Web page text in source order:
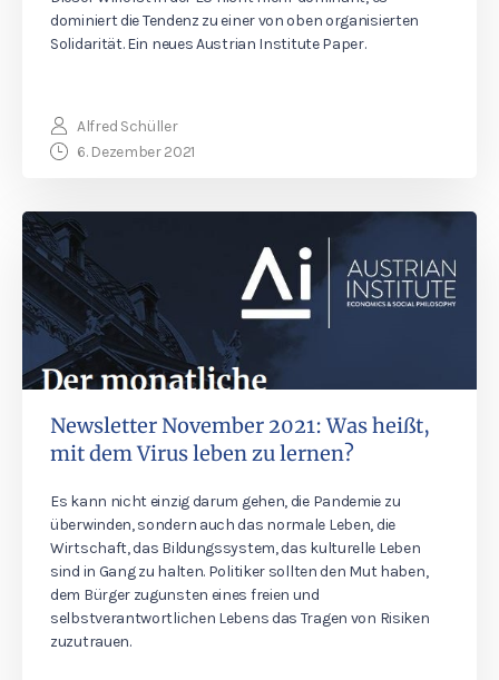
dominiert die Tendenz zu einer von oben organisierten
Solidarität. Ein neues Austrian Institute Paper.
Alfred Schüller
6. Dezember 2021
Newsletter November 2021: Was heißt,
mit dem Virus leben zu lernen?
Es kann nicht einzig darum gehen, die Pandemie zu
überwinden, sondern auch das normale Leben, die
Wirtschaft, das Bildungssystem, das kulturelle Leben
sind in Gang zu halten. Politiker sollten den Mut haben,
dem Bürger zugunsten eines freien und
selbstverantwortlichen Lebens das Tragen von Risiken
zuzutrauen.